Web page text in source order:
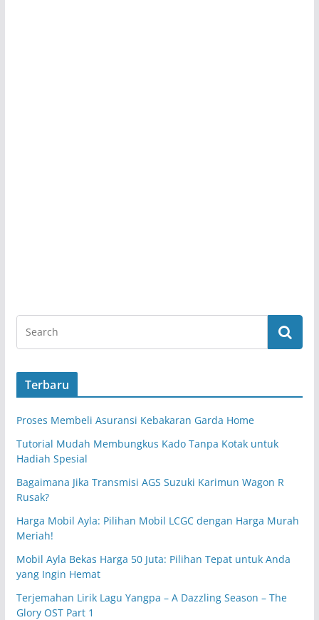
Terbaru
Proses Membeli Asuransi Kebakaran Garda Home
Tutorial Mudah Membungkus Kado Tanpa Kotak untuk
Hadiah Spesial
Bagaimana Jika Transmisi AGS Suzuki Karimun Wagon R
Rusak?
Harga Mobil Ayla: Pilihan Mobil LCGC dengan Harga Murah
Meriah!
Mobil Ayla Bekas Harga 50 Juta: Pilihan Tepat untuk Anda
yang Ingin Hemat
Terjemahan Lirik Lagu Yangpa – A Dazzling Season – The
Glory OST Part 1